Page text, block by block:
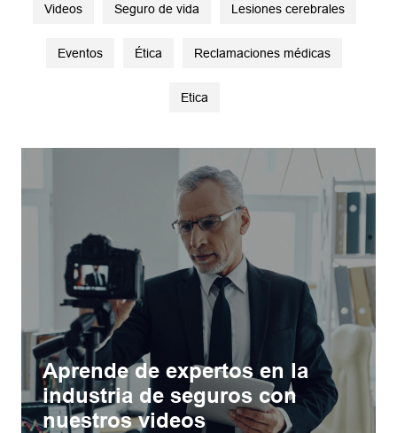
Videos Seguro de vida Lesiones cerebrales
Eventos Ética Reclamaciones médicas
Etica
Aprende de expertos en la
industria de seguros con
nuestros videos